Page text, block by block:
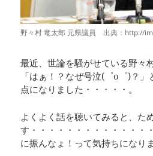
野々村 竜太郎 元県議員 出典：http://
最近、世論を騒がせている野々
「はぁ！？なぜ号泣(゜o゜)？
点になりました・・・・・。
よくよく話を聴いてみると、た
す・・・・・・・・・・・・・
に振んなょ！って気持ちになり